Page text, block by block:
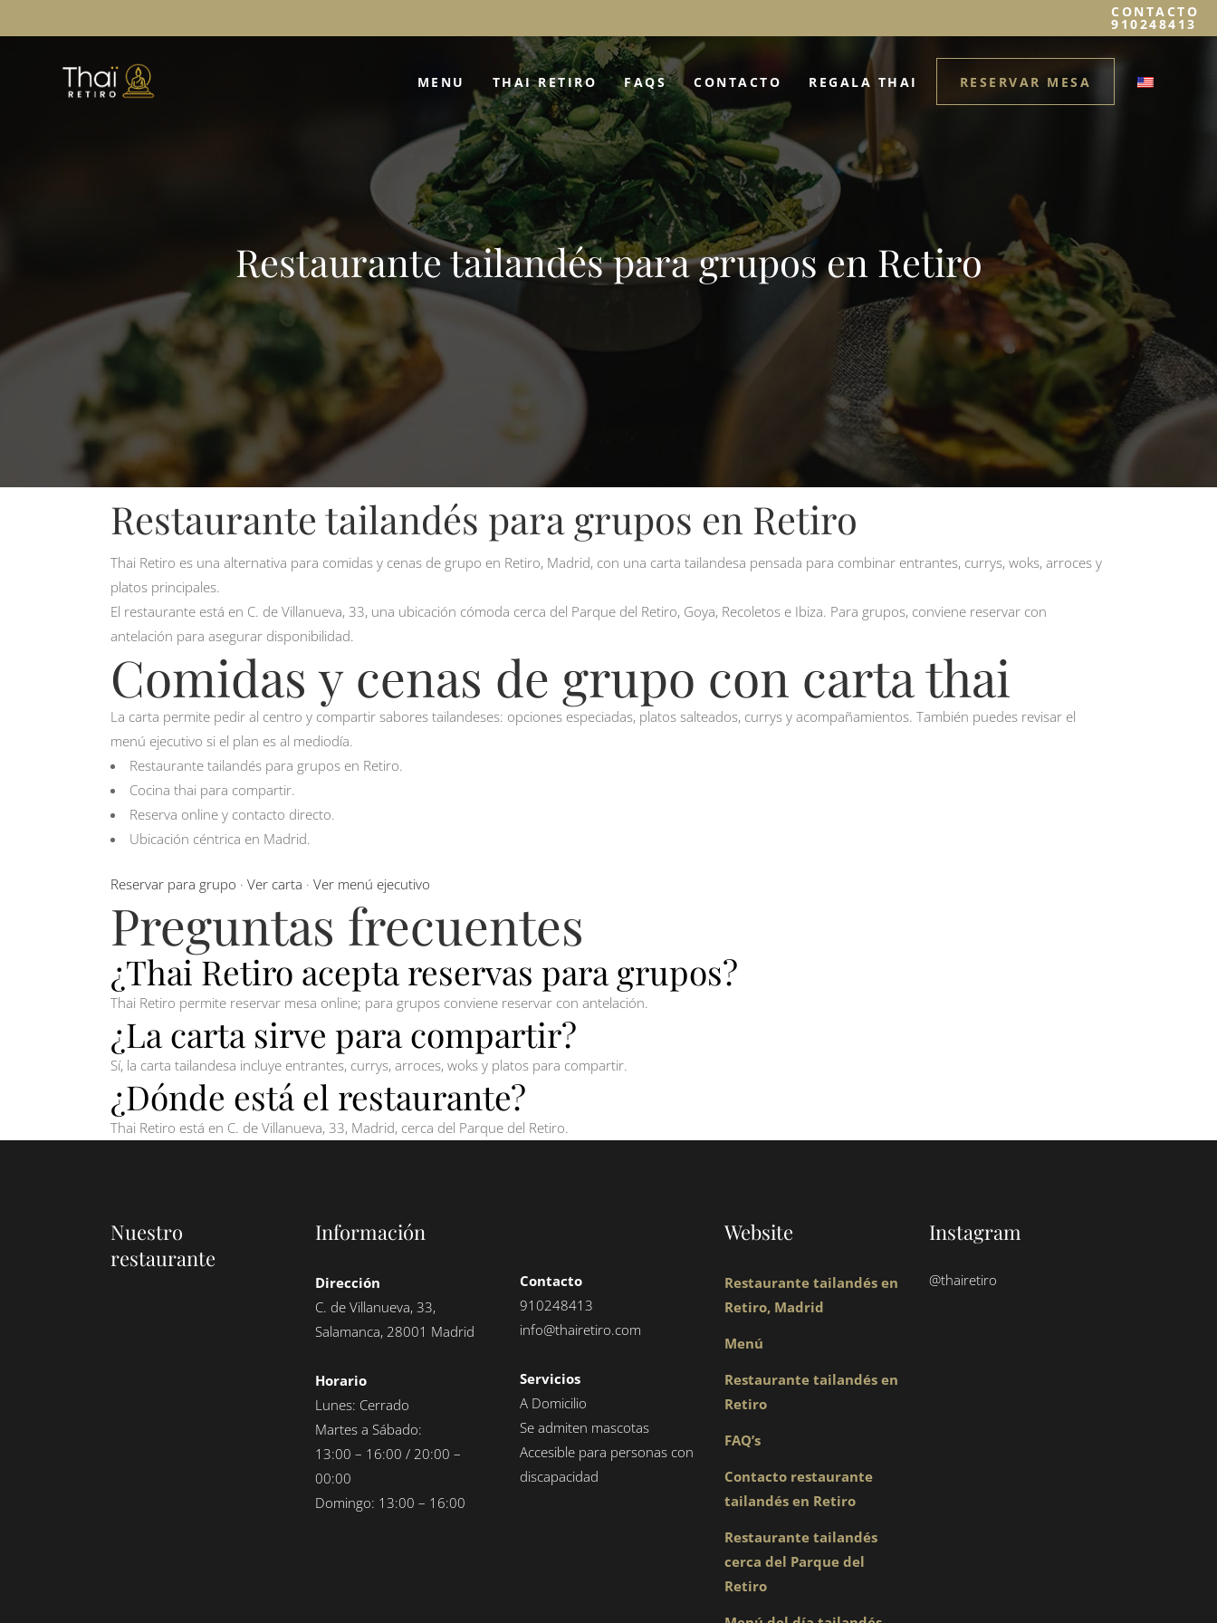
CONTACTO
910248413
MENU THAI RETIRO FAQS CONTACTO REGALA THAI RESERVAR MESA
Restaurante tailandés para grupos en Retiro
Restaurante tailandés para grupos en Retiro
Thai Retiro es una alternativa para comidas y cenas de grupo en Retiro, Madrid, con una carta tailandesa pensada para combinar entrantes, currys, woks, arroces y
platos principales.
El restaurante está en C. de Villanueva, 33, una ubicación cómoda cerca del Parque del Retiro, Goya, Recoletos e Ibiza. Para grupos, conviene reservar con
antelación para asegurar disponibilidad.
Comidas y cenas de grupo con carta thai
La carta permite pedir al centro y compartir sabores tailandeses: opciones especiadas, platos salteados, currys y acompañamientos. También puedes revisar el
menú ejecutivo si el plan es al mediodía.
Restaurante tailandés para grupos en Retiro.
Cocina thai para compartir.
Reserva online y contacto directo.
Ubicación céntrica en Madrid.
Reservar para grupo · Ver carta · Ver menú ejecutivo
Preguntas frecuentes
¿Thai Retiro acepta reservas para grupos?
Thai Retiro permite reservar mesa online; para grupos conviene reservar con antelación.
¿La carta sirve para compartir?
Sí, la carta tailandesa incluye entrantes, currys, arroces, woks y platos para compartir.
¿Dónde está el restaurante?
Thai Retiro está en C. de Villanueva, 33, Madrid, cerca del Parque del Retiro.
Nuestro
restaurante
Información
Dirección
C. de Villanueva, 33,
Salamanca, 28001 Madrid
Horario
Lunes: Cerrado
Martes a Sábado:
13:00 – 16:00 / 20:00 –
00:00
Domingo: 13:00 – 16:00
Contacto
910248413
info@thairetiro.com
Servicios
A Domicilio
Se admiten mascotas
Accesible para personas con
discapacidad
Website
Restaurante tailandés en
Retiro, Madrid
Menú
Restaurante tailandés en
Retiro
FAQ’s
Contacto restaurante
tailandés en Retiro
Restaurante tailandés
cerca del Parque del
Retiro
Instagram
@thairetiro